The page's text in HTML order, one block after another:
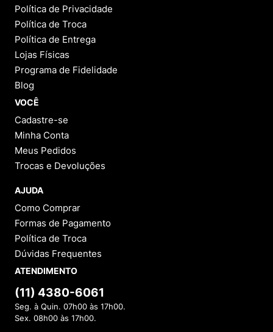
Política de Privacidade
Política de Troca
Política de Entrega
Lojas Físicas
Programa de Fidelidade
Blog
VOCÊ
Cadastre-se
Minha Conta
Meus Pedidos
Trocas e Devoluções
AJUDA
Como Comprar
Formas de Pagamento
Política de Troca
Dúvidas Frequentes
ATENDIMENTO
(11) 4380-6061
Seg. à Quin. 07h00 às 17h00.
Sex. 08h00 às 17h00.